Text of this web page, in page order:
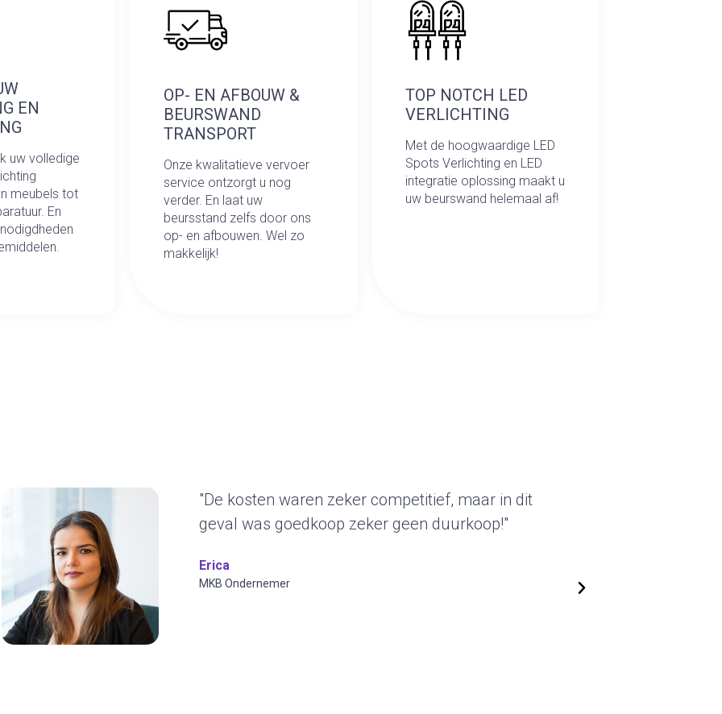
EN
uw volledige
meubels tot
En
OP- EN AFBOUW &
BEURSWAND
TRANSPORT
Onze kwalitatieve vervoer
service ontzorgt u nog
verder. En laat uw
beursstand zelfs door ons
op- en afbouwen. Wel zo
makkelijk!
TOP NOTCH LED
VERLICHTING
Met de hoogwaardige LED
Spots Verlichting en LED
integratie oplossing maakt u
uw beurswand helemaal af!
"Het duurzame karakter van deze standbouw sprak
ons erg aan. De geleverde beursstands kunnen we
ontwerp en we kunnen steeds nieuwe, actuele